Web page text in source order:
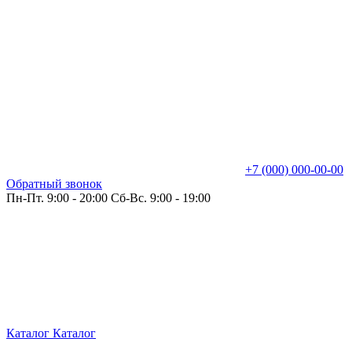
+7 (000) 000-00-00
Обратный звонок
Пн-Пт. 9:00 - 20:00 Сб-Вс. 9:00 - 19:00
Каталог Каталог